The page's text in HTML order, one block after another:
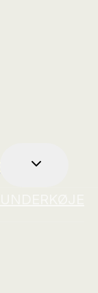
SKIFT